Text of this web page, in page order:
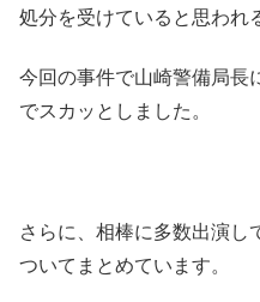
処分を受けていると思われ
今回の事件で山崎警備局長
でスカッとしました。
さらに、相棒に多数出演し
ついてまとめています。